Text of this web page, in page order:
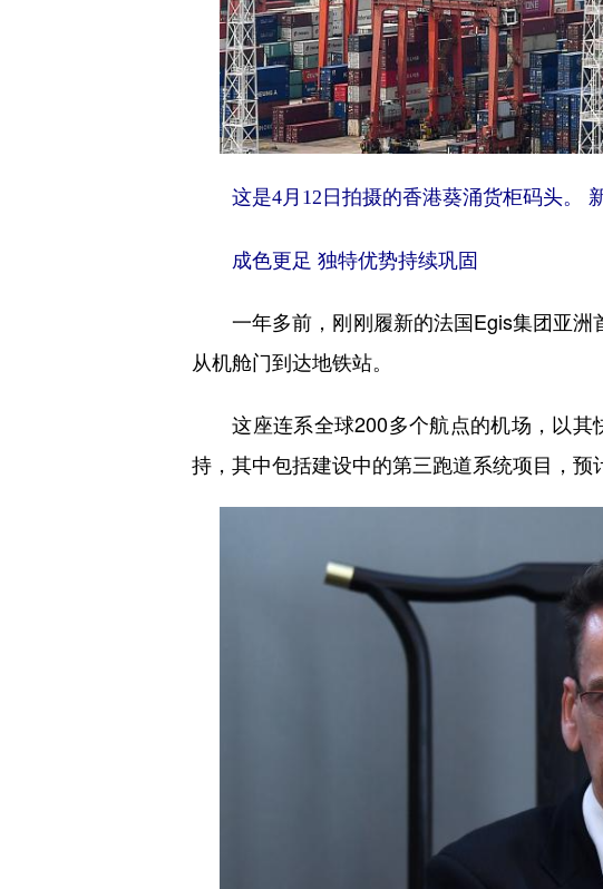
这是4月12日拍摄的香港葵涌货柜码头。
成色更足 独特优势持续巩固
一年多前，刚刚履新的法国Egis集团亚洲首
从机舱门到达地铁站。
这座连系全球200多个航点的机场，以其
持，其中包括建设中的第三跑道系统项目，预